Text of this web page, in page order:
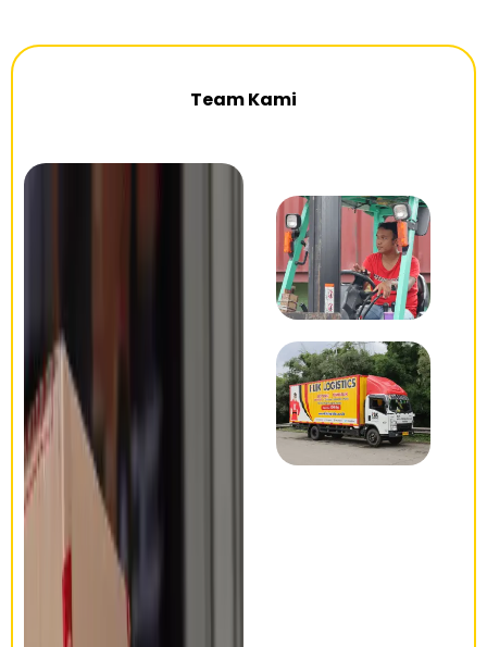
Team Kami